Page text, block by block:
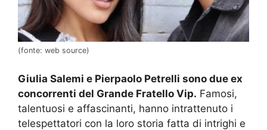
(fonte: web source)
Giulia Salemi e Pierpaolo Petrelli sono due ex
concorrenti del Grande Fratello Vip. Famosi,
talentuosi e affascinanti, hanno intrattenuto i
telespettatori con la loro storia fatta di intrighi e